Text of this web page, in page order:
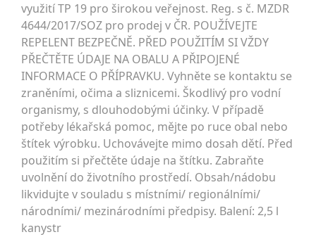
využití TP 19 pro širokou veřejnost. Reg. s č. MZDR
4644/2017/SOZ pro prodej v ČR. POUŽÍVEJTE
REPELENT BEZPEČNĚ. PŘED POUŽITÍM SI VŽDY
PŘEČTĚTE ÚDAJE NA OBALU A PŘIPOJENÉ
INFORMACE O PŘÍPRAVKU. Vyhněte se kontaktu se
zraněními, očima a sliznicemi. Škodlivý pro vodní
organismy, s dlouhodobými účinky. V případě
potřeby lékařská pomoc, mějte po ruce obal nebo
štítek výrobku. Uchovávejte mimo dosah dětí. Před
použitím si přečtěte údaje na štítku. Zabraňte
uvolnění do životního prostředí. Obsah/nádobu
likvidujte v souladu s místními/ regionálními/
národními/ mezinárodními předpisy. Balení: 2,5 l
kanystr